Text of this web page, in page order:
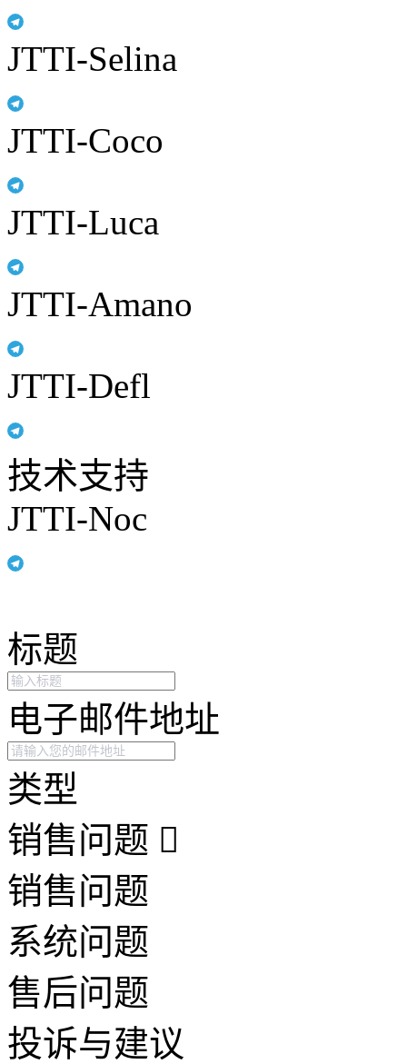
JTTI-Selina
JTTI-Coco
JTTI-Luca
JTTI-Amano
JTTI-Defl
技术支持
JTTI-Noc
标题
电子邮件地址
类型
销售问题
销售问题
系统问题
售后问题
投诉与建议